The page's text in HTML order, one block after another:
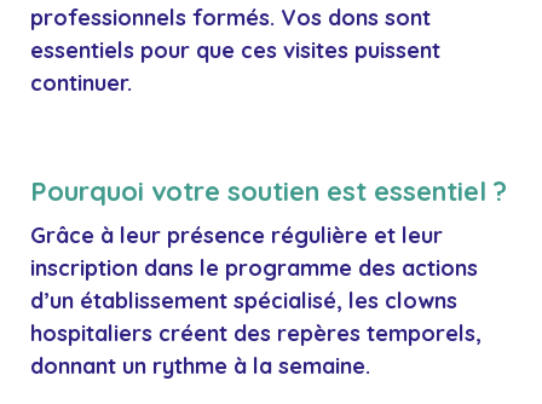
professionnels formés. Vos dons sont
essentiels pour que ces visites puissent
continuer.
Pourquoi votre soutien est essentiel ?
Grâce à leur présence régulière et leur
inscription dans le programme des actions
d’un établissement spécialisé, les clowns
hospitaliers créent des repères temporels,
donnant un rythme à la semaine.